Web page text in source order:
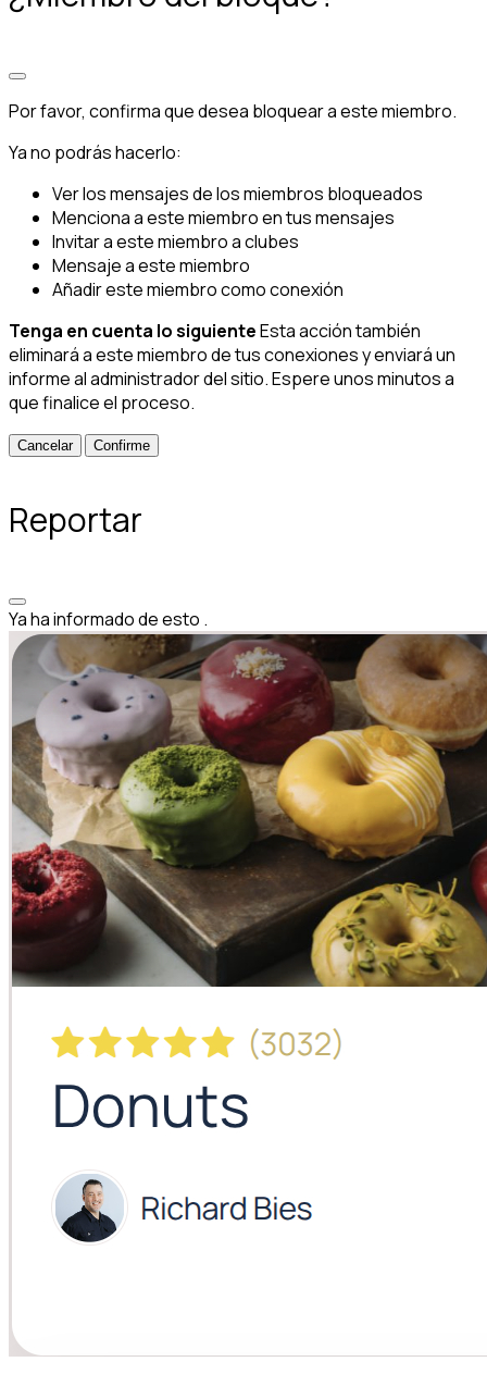
Por favor, confirma que desea bloquear a este miembro.
Ya no podrás hacerlo:
Ver los mensajes de los miembros bloqueados
Menciona a este miembro en tus mensajes
Invitar a este miembro a clubes
Mensaje a este miembro
Añadir este miembro como conexión
Tenga en cuenta lo siguienteEsta acción también
eliminará a este miembro de tus conexiones y enviará un
informe al administrador del sitio. Espere unos minutos a
que finalice el proceso.
Confirme
Reportar
Ya ha informado de esto .